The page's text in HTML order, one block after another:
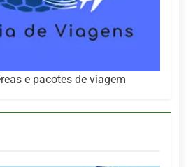
e pacotes de viagem